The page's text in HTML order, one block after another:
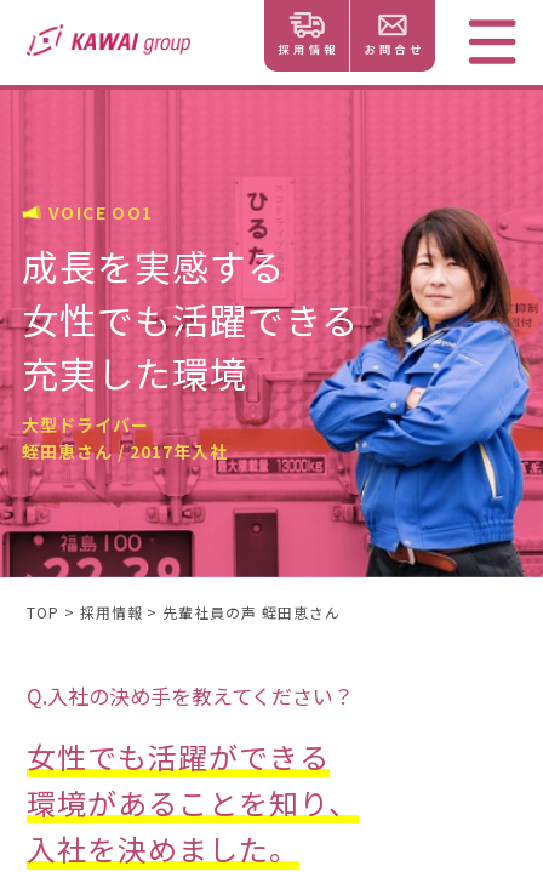
VOICE OO1
成長を実感する
女性でも活躍できる
充実した環境
大型ドライバー
蛭田恵さん / 2017年入社
TOP 採用情報 先輩社員の声 蛭田恵さん
Q.入社の決め手を教えてください？
女性でも活躍ができる
環境があることを知り、
入社を決めました。